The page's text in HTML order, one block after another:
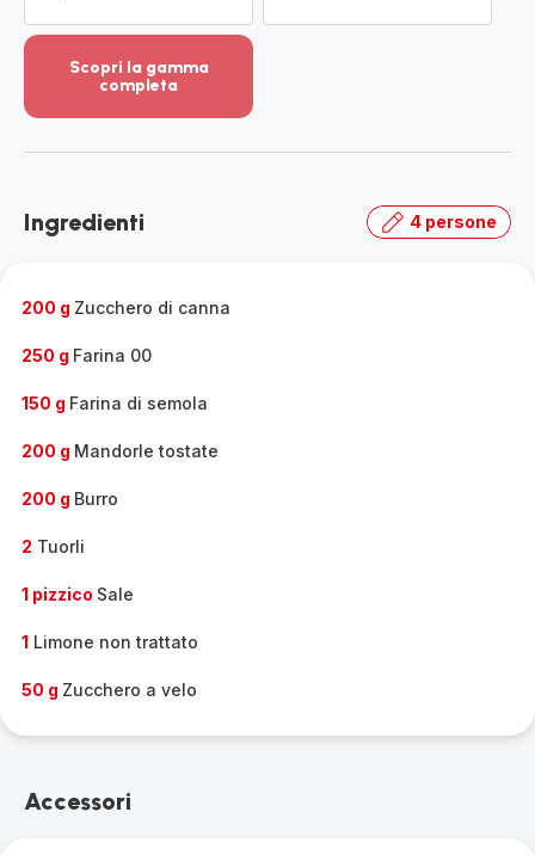
Scopri la gamma
completa
dettagli
la
Ingredienti 4 persone
200 g Zucchero di canna
250 g Farina 00
150 g Farina di semola
200 g Mandorle tostate
200 g Burro
2 Tuorli
1 pizzico Sale
1 Limone non trattato
50 g Zucchero a velo
Accessori